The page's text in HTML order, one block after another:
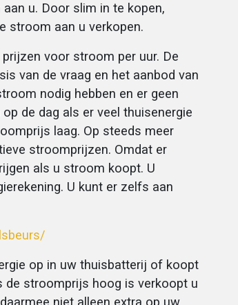
u. Door slim in te kopen,
stroom aan u verkopen.
voor stroom per uur. De
van de vraag en het aanbod van
nodig hebben en er geen
de dag als er veel thuisenergie
laag. Op steeds meer
stroomprijzen. Omdat er
als u stroom koopt. U
U kunt er zelfs aan
op in uw thuisbatterij of koopt
de stroomprijs hoog is verkoopt u
niet alleen extra op uw